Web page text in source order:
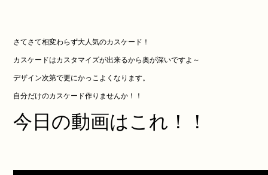
さてさて相変わらず大人気のカスケード！
カスケードはカスタマイズが出来るから奥が深いですよ～
デザイン次第で更にかっこよくなります。
自分だけのカスケード作りませんか！！
今日の動画はこれ！！